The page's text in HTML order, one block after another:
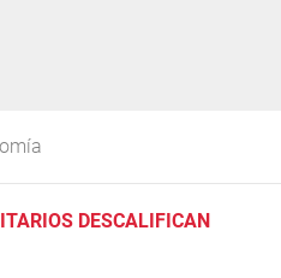
DESCALIFICAN